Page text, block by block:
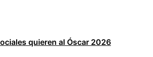
quieren al Óscar 2026